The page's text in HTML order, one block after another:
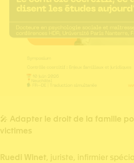
🎤 Adapter le droit de la famille
victimes
Ruedi Winet, juriste, infirmier